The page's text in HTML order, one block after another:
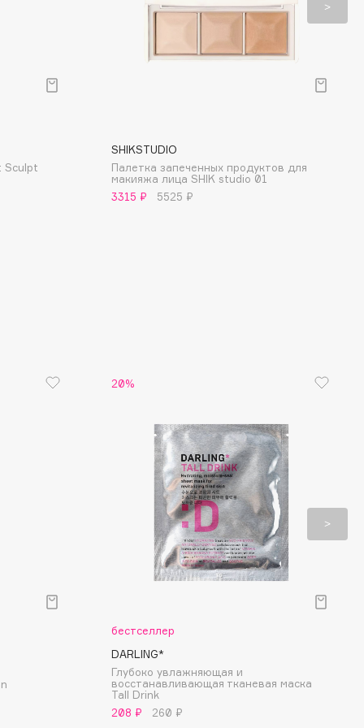
Sculpt
SHIKSTUDIO
Палетка запеченных продуктов для
макияжа лица SHIK studio 01
3315 ₽
5525 ₽
20%
бестселлер
DARLING*
Глубоко увлажняющая и
восстанавливающая тканевая маска
Tall Drink
208 ₽
260 ₽